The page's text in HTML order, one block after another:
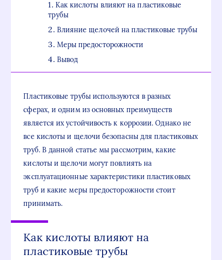
Как кислоты влияют на пластиковые
трубы
Влияние щелочей на пластиковые трубы
Меры предосторожности
Вывод
Пластиковые трубы используются в разных
сферах, и одним из основных преимуществ
является их устойчивость к коррозии. Однако не
все кислоты и щелочи безопасны для пластиковых
труб. В данной статье мы рассмотрим, какие
кислоты и щелочи могут повлиять на
эксплуатационные характеристики пластиковых
труб и какие меры предосторожности стоит
принимать.
Как кислоты влияют на
пластиковые трубы